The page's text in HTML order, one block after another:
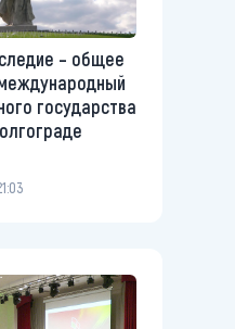
– общее
государства